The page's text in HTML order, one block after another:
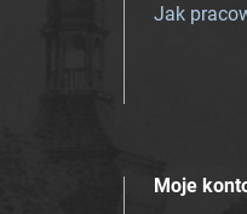
Jak
Moje